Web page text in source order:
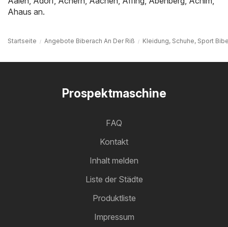
Ahaus an.
Startseite Angebote Biberach An Der Riß Kleidung, Schuhe, Sport
Prospektmaschine
FAQ
Kontakt
Inhalt melden
Liste der Städte
Produktliste
Impressum